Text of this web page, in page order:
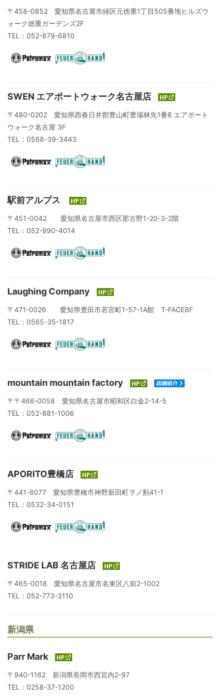
〒458-0852 愛知県名古屋市緑区元徳重1丁目505番地ヒルズウ
ォーク徳重ガーデンズ2F
TEL：052-879-6810
SWEN エアポートウォーク名古屋店
〒480-0202 愛知県西春日井郡豊山町豊場林先1番8 エアポート
ウォーク名古屋 3F
TEL：0568-39-3443
駅前アルプス
〒451-0042 愛知県名古屋市西区那古野1-20-3-2階
TEL：052-990-4014
Laughing Company
〒471-0026 愛知県豊田市若宮町1-57-1A館 T-FACE8F
TEL：0565-35-1817
mountain mountain factory
〒〒466-0058 愛知県名古屋市昭和区白金2-14-5
TEL：052-881-1006
APORITO豊橋店
〒441-8077 愛知県豊橋市神野新田町ヲノ割41-1
TEL：0532-34-0151
STRIDE LAB 名古屋店
〒465-0018 愛知県名古屋市名東区八前2-1002
TEL：052-773-3110
新潟県
Parr Mark
〒940-1162 新潟県長岡市西宮内2-97
TEL：0258-37-1200